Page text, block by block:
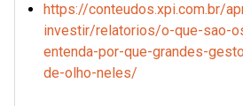
https://conteudos.xpi.com.br/
investir/relatorios/o-que-sao-
entenda-por-que-grandes-
de-olho-neles/